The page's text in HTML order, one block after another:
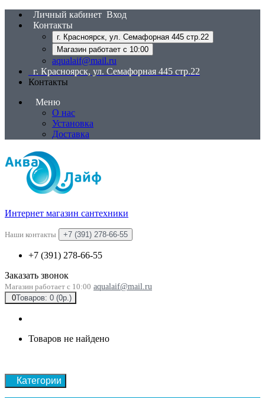
Личный кабинет Вход
Контакты
г. Красноярск, ул. Семафорная 445 стр.22
Магазин работает с 10:00
aqualaif@mail.ru
г. Красноярск, ул. Семафорная 445 стр.22
Контакты
Меню
О нас
Установка
Доставка
Интернет магазин сантехники
Наши контакты +7 (391) 278-66-55
+7 (391) 278-66-55
Заказать звонок
Магазин работает с 10:00 aqualaif@mail.ru
0Товаров: 0 (0р.)
Товаров не найдено
Категории